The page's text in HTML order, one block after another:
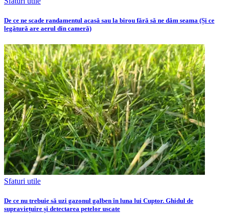
De ce ne scade randamentul acasă sau la birou fără să ne dăm seama (Și ce
legătură are aerul din cameră)
Sfaturi utile
De ce nu trebuie să uzi gazonul galben în luna lui Cuptor. Ghidul de
supraviețuire și detectarea petelor uscate